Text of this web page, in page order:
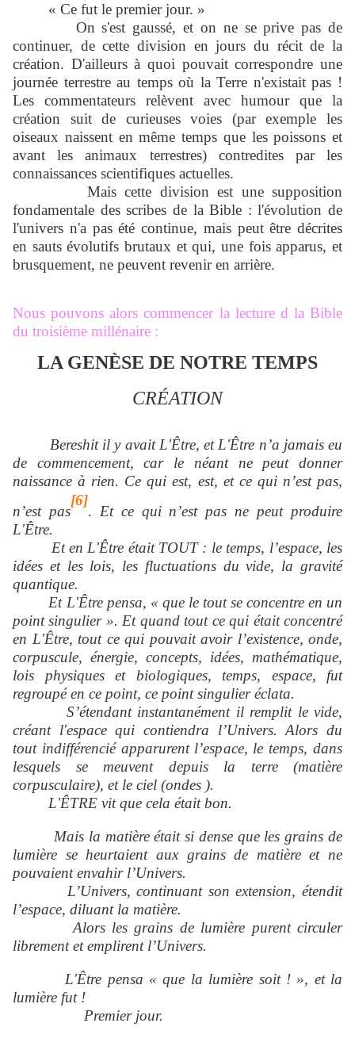
« Ce fut le premier jour. »
On s'est gaussé, et on ne se prive pas de
continuer, de cette division en jours du récit de la
création. D'ailleurs à quoi pouvait correspondre une
journée terrestre au temps où la Terre n'existait pas !
Les commentateurs relèvent avec humour que la
création suit de curieuses voies (par exemple les
oiseaux naissent en même temps que les poissons et
avant les animaux terrestres) contredites par les
connaissances scientifiques actuelles.
Mais cette division est une supposition
fondamentale des scribes de la Bible : l'évolution de
l'univers n'a pas été continue, mais peut être décrites
en sauts évolutifs brutaux et qui, une fois apparus, et
brusquement, ne peuvent revenir en arrière.
Nous pouvons alors commencer la lecture d la Bible
du troisième millénaire :
LA GENÈSE DE NOTRE TEMPS
CRÉATION
Bereshit il y avait L'Être, et L'Être n’a jamais eu
de commencement, car le néant ne peut donner
naissance à rien. Ce qui est, est, et ce qui n’est pas,
n’est pas
[6]
. Et ce qui n’est pas ne peut produire
L'Être.
Et en L'Être était TOUT : le temps, l’espace, les
idées et les lois, les fluctuations du vide, la gravité
quantique.
Et L'Être pensa, « que le tout se concentre en un
point singulier ». Et quand tout ce qui était concentré
en L'Être, tout ce qui pouvait avoir l’existence, onde,
corpuscule, énergie, concepts, idées, mathématique,
lois physiques et biologiques, temps, espace, fut
regroupé en ce point, ce point singulier éclata.
S’étendant instantanément il remplit le vide,
créant l'espace qui contiendra l’Univers. Alors du
tout indifférencié apparurent l’espace, le temps, dans
lesquels se meuvent depuis la terre (matière
corpusculaire), et le ciel (ondes ).
L'ÊTRE vit que cela était bon.
Mais la matière était si dense que les grains de
lumière se heurtaient aux grains de matière et ne
pouvaient envahir l’Univers.
L’Univers, continuant son extension, étendit
l’espace, diluant la matière.
Alors les grains de lumière purent circuler
librement et emplirent l’Univers.
L'Être pensa « que la lumière soit ! », et la
lumière fut !
Premier jour.